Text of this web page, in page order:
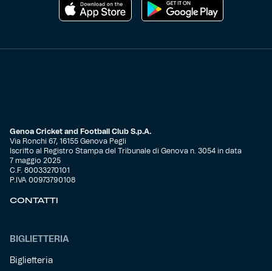
Genoa Cricket and Football Club S.p.A.
Via Ronchi 67, 16155 Genova Pegli
Iscritto al Registro Stampa del Tribunale di Genova n. 3054 in data
7 maggio 2025
C.F. 80033270101
P.IVA 00973790108
CONTATTI
BIGLIETTERIA
Biglietteria